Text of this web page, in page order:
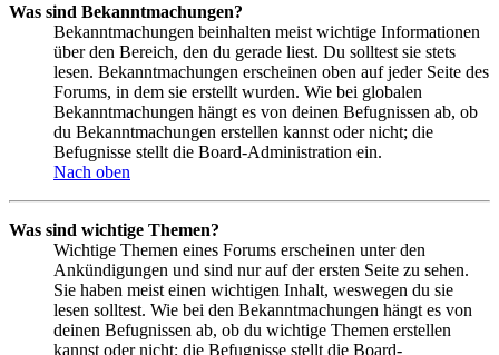
Was sind Bekanntmachungen?
Bekanntmachungen beinhalten meist wichtige Informationen
über den Bereich, den du gerade liest. Du solltest sie stets
lesen. Bekanntmachungen erscheinen oben auf jeder Seite des
Forums, in dem sie erstellt wurden. Wie bei globalen
Bekanntmachungen hängt es von deinen Befugnissen ab, ob
du Bekanntmachungen erstellen kannst oder nicht; die
Befugnisse stellt die Board-Administration ein.
Nach oben
Was sind wichtige Themen?
Wichtige Themen eines Forums erscheinen unter den
Ankündigungen und sind nur auf der ersten Seite zu sehen.
Sie haben meist einen wichtigen Inhalt, weswegen du sie
lesen solltest. Wie bei den Bekanntmachungen hängt es von
deinen Befugnissen ab, ob du wichtige Themen erstellen
kannst oder nicht; die Befugnisse stellt die Board-